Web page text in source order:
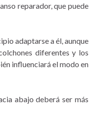
reparador, que puede
adaptarse a él, aunque
diferentes y los
influenciará el modo en
abajo deberá ser más